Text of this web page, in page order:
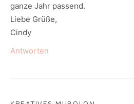
ganze Jahr passend.
Liebe Grüße,
Cindy
Antworten